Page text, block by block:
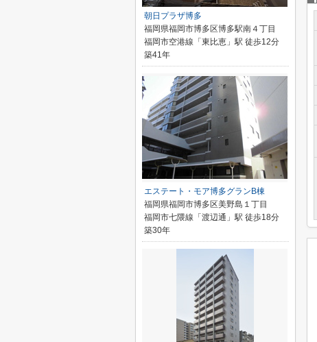
朝日プラザ博多
福岡県福岡市博多区博多駅南４丁目
福岡市空港線「東比恵」駅 徒歩12分
築41年
エステート・モア博多グランB棟
福岡県福岡市博多区美野島１丁目
福岡市七隈線「渡辺通」駅 徒歩18分
築30年